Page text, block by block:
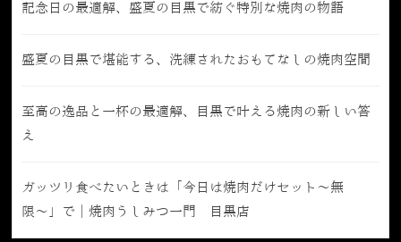
記念日の最適解、盛夏の目黒で紡ぐ特別な焼肉の物語
盛夏の目黒で堪能する、洗練されたおもてなしの焼肉空間
至高の逸品と一杯の最適解、目黒で叶える焼肉の新しい答
え
ガッツリ食べたいときは「今日は焼肉だけセット〜無
限〜」で｜焼肉うしみつ一門 目黒店